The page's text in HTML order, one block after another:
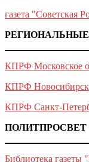
газета "Советская
КПРФ Московское
КПРФ Новосибирск
КПРФ Санкт-
ПОЛИТПРОСВЕТ
Библиотека газеты